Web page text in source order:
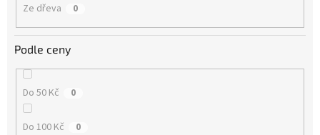
Ze dřeva 0
Podle ceny
Do 50 Kč 0
Do 100 Kč 0